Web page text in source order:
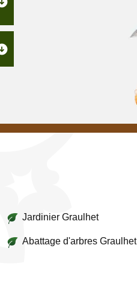
Jardinier Graulhet
Abattage d'arbres Graulhet